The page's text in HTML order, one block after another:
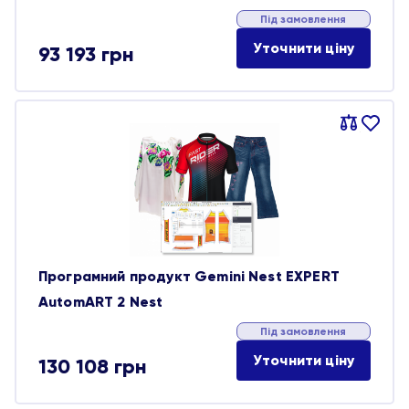
93 193 грн
Під замовлення
Уточнити ціну
Порівняти
В
Програмний продукт Gemini Nest EXPERT
AutomART 2 Nest
130 108 грн
Під замовлення
Уточнити ціну